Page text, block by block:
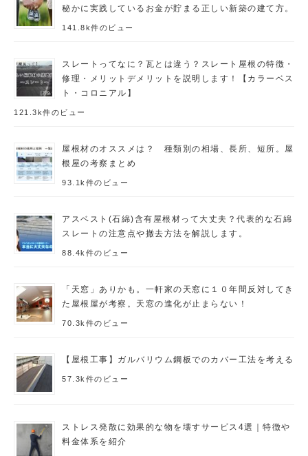
秘かに実践しているお金が貯まる正しい新築の建て方。
141.8k件のビュー
スレートってなに？瓦とは違う？スレート屋根の特徴・
修理・メリットデメリットを説明します！【カラーベス
ト・コロニアル】
121.3k件のビュー
屋根材のオススメは？ 種類別の相場、長所、短所。屋
根屋の考察まとめ
93.1k件のビュー
アスベスト(石綿)含有屋根材って大丈夫？代表的な石綿
スレートの注意点や撤去方法を解説します。
88.4k件のビュー
「天窓」ありかも。一軒家の天窓に１０年間反対してき
た屋根屋が考察。天窓の進化が止まらない！
70.3k件のビュー
【屋根工事】ガルバリウム鋼板でのカバー工法を考える
57.3k件のビュー
ストレス発散に効果的な物を壊すサービス4選｜特徴や
料金体系を紹介